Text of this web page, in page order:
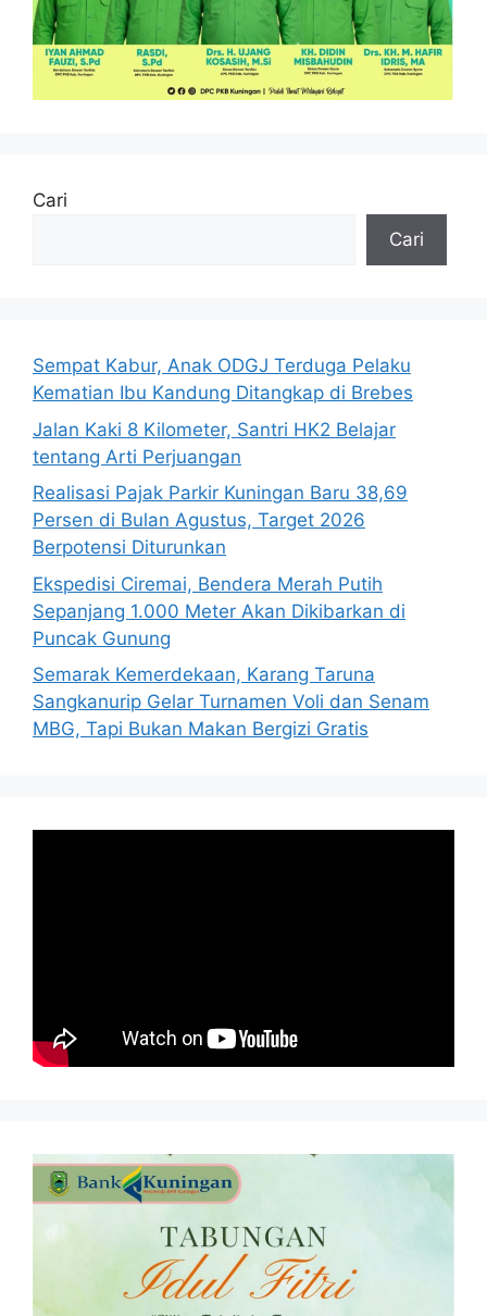
Cari
Cari
Sempat Kabur, Anak ODGJ Terduga Pelaku
Kematian Ibu Kandung Ditangkap di Brebes
Jalan Kaki 8 Kilometer, Santri HK2 Belajar
tentang Arti Perjuangan
Realisasi Pajak Parkir Kuningan Baru 38,69
Persen di Bulan Agustus, Target 2026
Berpotensi Diturunkan
Ekspedisi Ciremai, Bendera Merah Putih
Sepanjang 1.000 Meter Akan Dikibarkan di
Puncak Gunung
Semarak Kemerdekaan, Karang Taruna
Sangkanurip Gelar Turnamen Voli dan Senam
MBG, Tapi Bukan Makan Bergizi Gratis